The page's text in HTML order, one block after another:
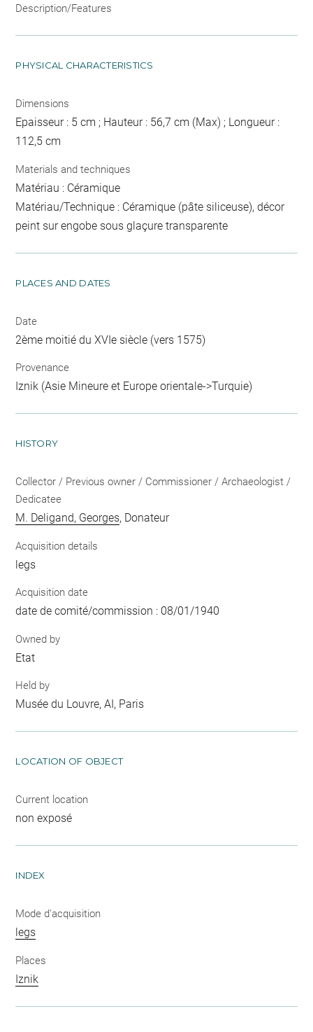
Description/Features
PHYSICAL CHARACTERISTICS
Dimensions
Epaisseur : 5 cm ; Hauteur : 56,7 cm (Max) ; Longueur :
112,5 cm
Materials and techniques
Matériau : Céramique
Matériau/Technique : Céramique (pâte siliceuse), décor
peint sur engobe sous glaçure transparente
PLACES AND DATES
Date
2ème moitié du XVIe siècle (vers 1575)
Provenance
Iznik (Asie Mineure et Europe orientale->Turquie)
HISTORY
Collector / Previous owner / Commissioner / Archaeologist /
Dedicatee
M. Deligand, Georges, Donateur
Acquisition details
legs
Acquisition date
date de comité/commission : 08/01/1940
Owned by
Etat
Held by
Musée du Louvre, AI, Paris
LOCATION OF OBJECT
Current location
non exposé
INDEX
Mode d'acquisition
legs
Places
Iznik